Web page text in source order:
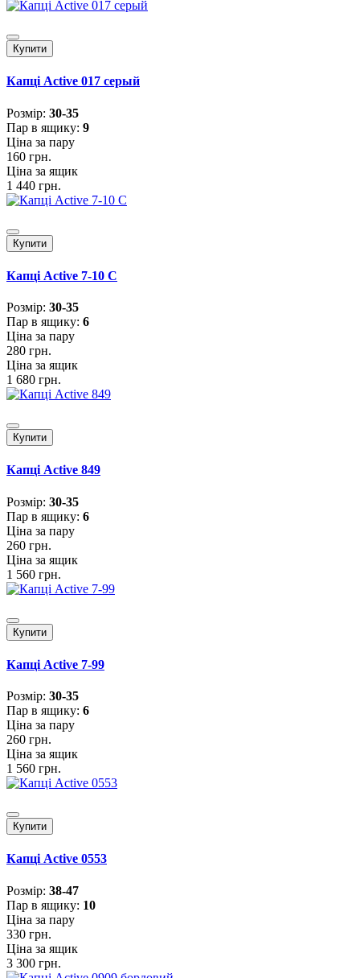
Купити
Капці Active 017 серый
Розмiр: 30-35
Пар в ящику: 9
Ціна за пару
160 грн.
Ціна за ящик
1 440 грн.
Купити
Капці Active 7-10 С
Розмiр: 30-35
Пар в ящику: 6
Ціна за пару
280 грн.
Ціна за ящик
1 680 грн.
Купити
Капці Active 849
Розмiр: 30-35
Пар в ящику: 6
Ціна за пару
260 грн.
Ціна за ящик
1 560 грн.
Купити
Капці Active 7-99
Розмiр: 30-35
Пар в ящику: 6
Ціна за пару
260 грн.
Ціна за ящик
1 560 грн.
Купити
Капці Active 0553
Розмiр: 38-47
Пар в ящику: 10
Ціна за пару
330 грн.
Ціна за ящик
3 300 грн.